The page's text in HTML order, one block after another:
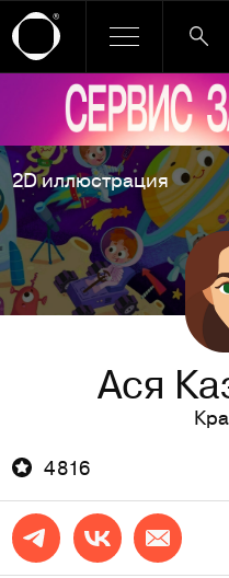
Ссылка баннера
2D иллюстрация
Ася
4 816